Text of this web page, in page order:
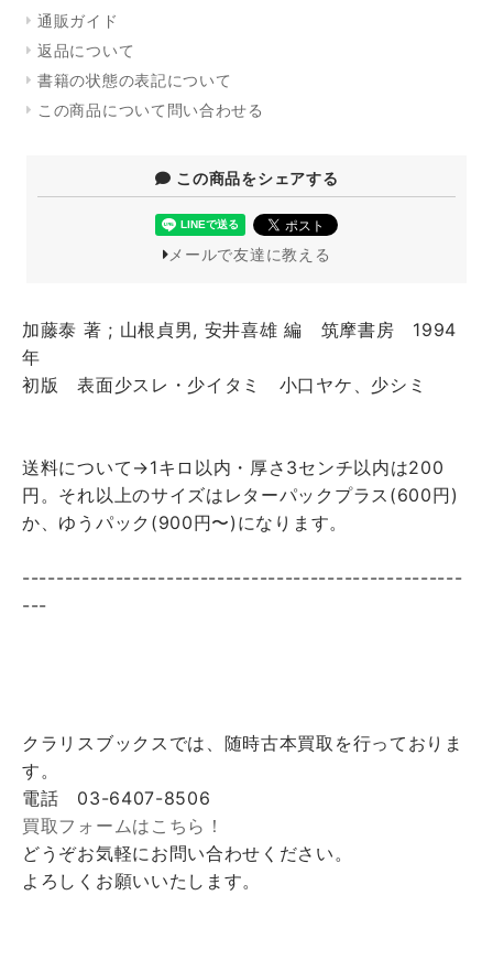
通販ガイド
返品について
書籍の状態の表記について
この商品について問い合わせる
この商品をシェアする
メールで友達に教える
加藤泰 著 ; 山根貞男, 安井喜雄 編 筑摩書房 1994
年
初版 表面少スレ・少イタミ 小口ヤケ、少シミ
送料について→1キロ以内・厚さ3センチ以内は200
円。それ以上のサイズはレターパックプラス(600円)
か、ゆうパック(900円〜)になります。
----------------------------------------------------
---
クラリスブックスでは、随時古本買取を行っておりま
す。
電話 03-6407-8506
買取フォームはこちら！
どうぞお気軽にお問い合わせください。
よろしくお願いいたします。